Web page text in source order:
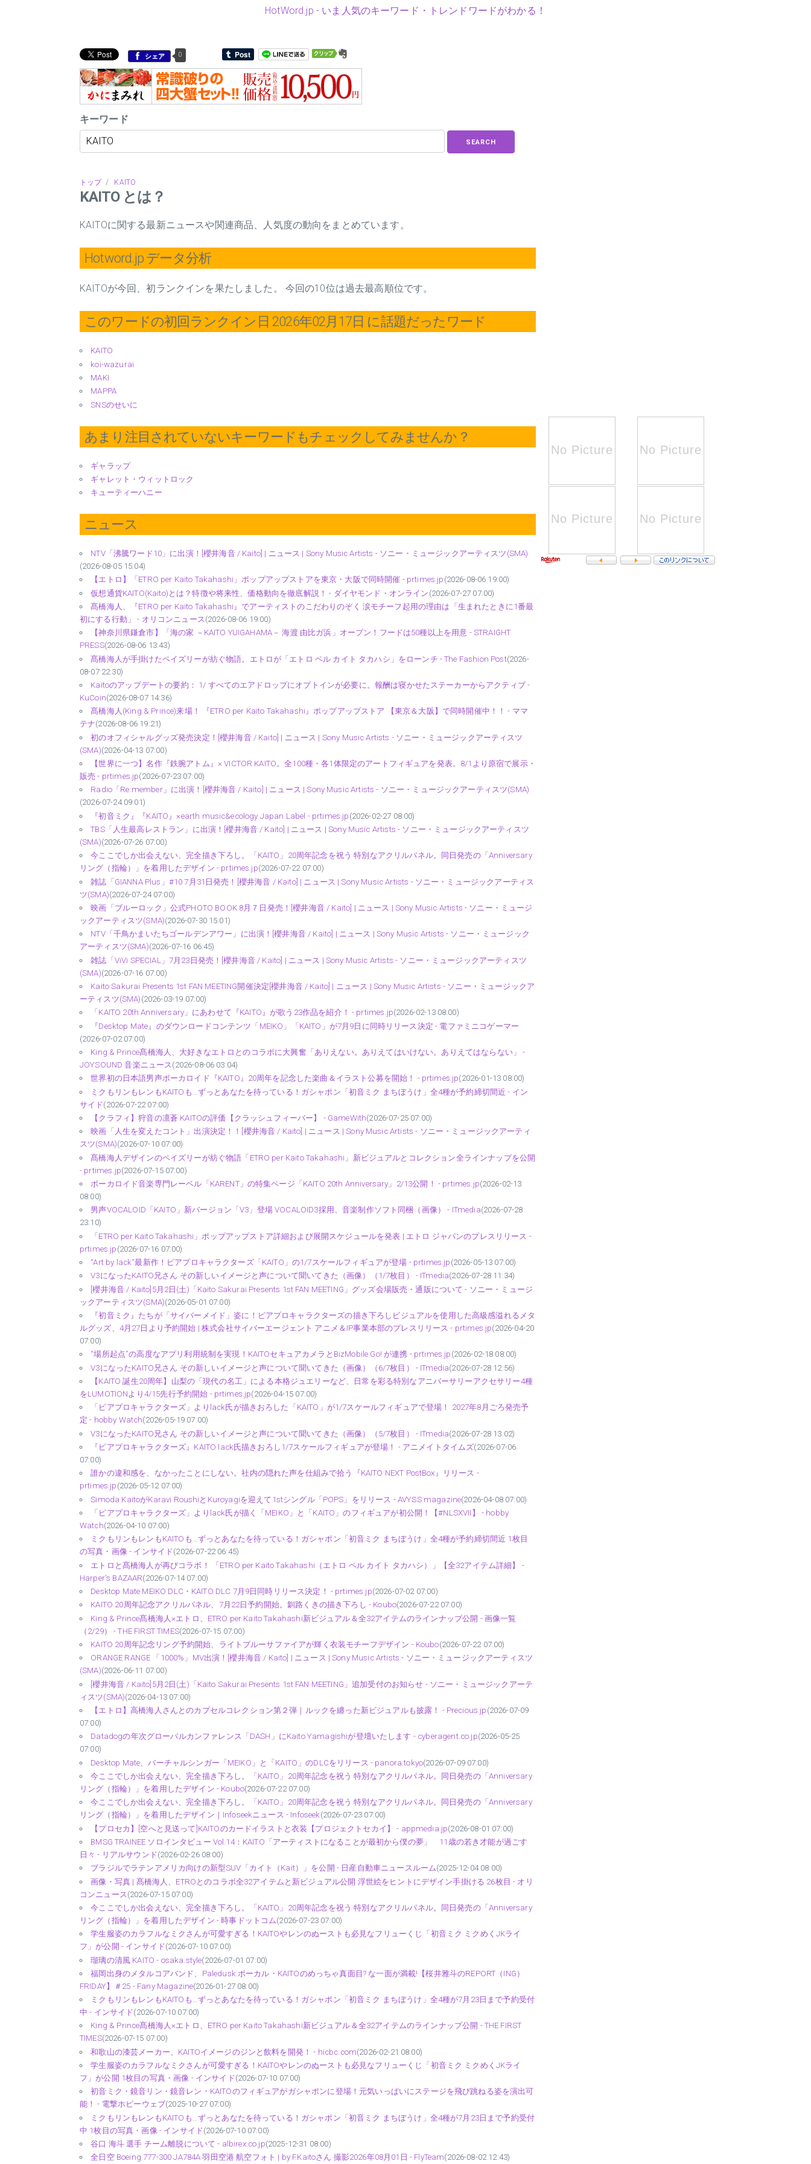
HotWord.jp - いま人気のキーワード・トレンドワードがわかる！
シェア 0
キーワード
SEARCH
トップ/ KAITO
KAITO とは？
KAITOに関する最新ニュースや関連商品、人気度の動向をまとめています。
Hotword.jp データ分析
KAITOが今回、初ランクインを果たしました。 今回の10位は過去最高順位です。
このワードの初回ランクイン日 2026年02月17日 に話題だったワード
KAITO
koi-wazurai
MAKI
MAPPA
SNSのせいに
あまり注目されていないキーワードもチェックしてみませんか？
ギャラップ
ギャレット・ウィットロック
キューティーハニー
ニュース
NTV「沸騰ワード10」に出演！[櫻井海音 / Kaito] | ニュース | Sony Music Artists - ソニー・ミュージックアーティスツ(SMA)
(2026-08-05 15:04)
【エトロ】「ETRO per Kaito Takahashi」ポップアップストアを東京・大阪で同時開催 - prtimes.jp (2026-08-06 19:00)
仮想通貨KAITO(Kaito)とは？特徴や将来性、価格動向を徹底解説！ - ダイヤモンド・オンライン (2026-07-27 07:00)
髙橋海人、『ETRO per Kaito Takahashi』でアーティストのこだわりのぞく 涙モチーフ起用の理由は「生まれたときに1番最
初にする行動」 - オリコンニュース(2026-08-06 19:00)
【神奈川県鎌倉市】「海の家 －KAITO YUIGAHAMA－ 海渡 由比ガ浜」オープン！フードは50種以上を用意 - STRAIGHT
PRESS(2026-08-06 13:43)
髙橋海人が手掛けたペイズリーが紡ぐ物語。エトロが「エトロ ペル カイト タカハシ」をローンチ - The Fashion Post(2026-
08-07 22:30)
Kaitoのアップデートの要約： 1/ すべてのエアドロップにオプトインが必要に。報酬は寝かせたステーカーからアクティブ -
KuCoin(2026-08-07 14:36)
髙橋海人(King & Prince)来場！ 『ETRO per Kaito Takahashi』ポップアップストア 【東京＆大阪】で同時開催中！！ - ママ
テナ(2026-08-06 19:21)
初のオフィシャルグッズ発売決定！[櫻井海音 / Kaito] | ニュース | Sony Music Artists - ソニー・ミュージックアーティスツ
(SMA)(2026-04-13 07:00)
【世界に一つ】名作『鉄腕アトム』× VICTOR KAITO。全100種・各1体限定のアートフィギュアを発表。8/1より原宿で展示・
販売 - prtimes.jp(2026-07-23 07:00)
Radio「Re:member」に出演！[櫻井海音 / Kaito] | ニュース | Sony Music Artists - ソニー・ミュージックアーティスツ(SMA)
(2026-07-24 09:01)
『初音ミク』『KAITO』×earth music&ecology Japan Label - prtimes.jp (2026-02-27 08:00)
TBS「人生最高レストラン」に出演！[櫻井海音 / Kaito] | ニュース | Sony Music Artists - ソニー・ミュージックアーティスツ
(SMA)(2026-07-26 07:00)
今ここでしか出会えない、完全描き下ろし。「KAITO」20周年記念を祝う 特別なアクリルパネル。同日発売の「Anniversary
リング（指輪）」を着用したデザイン - prtimes.jp(2026-07-22 07:00)
雑誌「GIANNA Plus」#10 7月31日発売！[櫻井海音 / Kaito] | ニュース | Sony Music Artists - ソニー・ミュージックアーティス
ツ(SMA)(2026-07-24 07:00)
映画「ブルーロック」公式PHOTO BOOK 8月７日発売！[櫻井海音 / Kaito] | ニュース | Sony Music Artists - ソニー・ミュージ
ックアーティスツ(SMA)(2026-07-30 15:01)
NTV「千鳥かまいたちゴールデンアワー」に出演！[櫻井海音 / Kaito] | ニュース | Sony Music Artists - ソニー・ミュージック
アーティスツ(SMA)(2026-07-16 06:45)
雑誌「ViVi SPECIAL」7月23日発売！[櫻井海音 / Kaito] | ニュース | Sony Music Artists - ソニー・ミュージックアーティスツ
(SMA)(2026-07-16 07:00)
Kaito Sakurai Presents 1st FAN MEETING開催決定[櫻井海音 / Kaito] | ニュース | Sony Music Artists - ソニー・ミュージックア
ーティスツ(SMA) (2026-03-19 07:00)
「KAITO 20th Anniversary」にあわせて『KAITO』が歌う23作品を紹介！ - prtimes.jp(2026-02-13 08:00)
『Desktop Mate』のダウンロードコンテンツ「MEIKO」「KAITO」が7月9日に同時リリース決定 - 電ファミニコゲーマー
(2026-07-02 07:00)
King & Prince髙橋海人、大好きなエトロとのコラボに大興奮「ありえない。ありえてはいけない。ありえてはならない」 -
JOYSOUND 音楽ニュース(2026-08-06 03:04)
世界初の日本語男声ボーカロイド『KAITO』20周年を記念した楽曲＆イラスト公募を開始！ - prtimes.jp(2026-01-13 08:00)
ミクもリンもレンもKAITOも…ずっとあなたを待っている！ガシャポン「初音ミク まちぼうけ」全4種が予約締切間近 - イン
サイド(2026-07-22 07:00)
【クラフィ】狩音の凛蒼 KAITOの評価【クラッシュフィーバー】 - GameWith(2026-07-25 07:00)
映画「人生を変えたコント」出演決定！！[櫻井海音 / Kaito] | ニュース | Sony Music Artists - ソニー・ミュージックアーティ
スツ(SMA)(2026-07-10 07:00)
髙橋海人デザインのペイズリーが紡ぐ物語「ETRO per Kaito Takahashi」新ビジュアルとコレクション全ラインナップを公開
- prtimes.jp(2026-07-15 07:00)
ボーカロイド音楽専門レーベル「KARENT」の特集ページ「KAITO 20th Anniversary」2/13公開！ - prtimes.jp(2026-02-13
08:00)
男声VOCALOID「KAITO」新バージョン「V3」登場 VOCALOID3採用、音楽制作ソフト同梱（画像） - ITmedia(2026-07-28
23:10)
「ETRO per Kaito Takahashi」ポップアップストア詳細および展開スケジュールを発表 | エトロ ジャパンのプレスリリース -
prtimes.jp (2026-07-16 07:00)
“Art by lack”最新作！ピアプロキャラクターズ「KAITO」の1/7スケールフィギュアが登場 - prtimes.jp (2026-05-13 07:00)
V3になったKAITO兄さん その新しいイメージと声について聞いてきた（画像）（1/7枚目） - ITmedia(2026-07-28 11:34)
[櫻井海音 / Kaito]5月2日(土)「Kaito Sakurai Presents 1st FAN MEETING」グッズ会場販売・通販について - ソニー・ミュージ
ックアーティスツ(SMA)(2026-05-01 07:00)
『初音ミク』たちが「サイバーメイド」姿に！ピアプロキャラクターズの描き下ろしビジュアルを使用した高級感溢れるメタ
ルグッズ、4月27日より予約開始 | 株式会社サイバーエージェント アニメ＆IP事業本部のプレスリリース - prtimes.jp(2026-04-20
07:00)
“場所起点”の高度なアプリ利用統制を実現！KAITOセキュアカメラとBizMobile Go! が連携 - prtimes.jp (2026-02-18 08:00)
V3になったKAITO兄さん その新しいイメージと声について聞いてきた（画像）（6/7枚目） - ITmedia(2026-07-28 12:56)
【KAITO 誕生20周年】山梨の「現代の名工」による本格ジュエリーなど、日常を彩る特別なアニバーサリーアクセサリー4種
をLUMOTIONより4/15先行予約開始 - prtimes.jp(2026-04-15 07:00)
「ピアプロキャラクターズ」よりlack氏が描きおろした「KAITO」が1/7スケールフィギュアで登場！ 2027年8月ごろ発売予
定 - hobby Watch(2026-05-19 07:00)
V3になったKAITO兄さん その新しいイメージと声について聞いてきた（画像）（5/7枚目） - ITmedia(2026-07-28 13:02)
『ピアプロキャラクターズ』KAITO lack氏描きおろし1/7スケールフィギュアが登場！ - アニメイトタイムズ(2026-07-06
07:00)
誰かの違和感を、なかったことにしない。社内の隠れた声を仕組みで拾う『KAITO NEXT PostBox』リリース -
prtimes.jp (2026-05-12 07:00)
Simoda KaitoがKaravi RoushiとKuroyagiを迎えて1stシングル「POPS」をリリース - AVYSS magazine(2026-04-08 07:00)
「ピアプロキャラクターズ」よりlack氏が描く「MEIKO」と「KAITO」のフィギュアが初公開！【#NLSXVII】 - hobby
Watch(2026-04-10 07:00)
ミクもリンもレンもKAITOも…ずっとあなたを待っている！ガシャポン「初音ミク まちぼうけ」全4種が予約締切間近 1枚目
の写真・画像 - インサイド(2026-07-22 06:45)
エトロと髙橋海人が再びコラボ！ 「ETRO per Kaito Takahashi（エトロ ペル カイト タカハシ）」【全32アイテム詳細】 -
Harper's BAZAAR(2026-07-14 07:00)
Desktop Mate MEIKO DLC・KAITO DLC 7月9日同時リリース決定！ - prtimes.jp(2026-07-02 07:00)
KAITO 20周年記念アクリルパネル、7月22日予約開始。釧路くきの描き下ろし - Koubo(2026-07-22 07:00)
King & Prince髙橋海人×エトロ、ETRO per Kaito Takahashi新ビジュアル＆全32アイテムのラインナップ公開 - 画像一覧
（2/29） - THE FIRST TIMES(2026-07-15 07:00)
KAITO 20周年記念リング予約開始、ライトブルーサファイアが輝く衣装モチーフデザイン - Koubo(2026-07-22 07:00)
ORANGE RANGE 「1000%」MV出演！[櫻井海音 / Kaito] | ニュース | Sony Music Artists - ソニー・ミュージックアーティスツ
(SMA)(2026-06-11 07:00)
[櫻井海音 / Kaito]5月2日(土)「Kaito Sakurai Presents 1st FAN MEETING」追加受付のお知らせ - ソニー・ミュージックアーテ
ィスツ(SMA)(2026-04-13 07:00)
【エトロ】高橋海人さんとのカプセルコレクション第２弾｜ルックを纏った新ビジュアルも披露！ - Precious.jp (2026-07-09
07:00)
Datadogの年次グローバルカンファレンス「DASH」にKaito Yamagishiが登壇いたします - cyberagent.co.jp(2026-05-25
07:00)
Desktop Mate、バーチャルシンガー「MEIKO」と「KAITO」のDLCをリリース - panora.tokyo(2026-07-09 07:00)
今ここでしか出会えない、完全描き下ろし。「KAITO」20周年記念を祝う 特別なアクリルパネル。同日発売の「Anniversary
リング（指輪）」を着用したデザイン - Koubo(2026-07-22 07:00)
今ここでしか出会えない、完全描き下ろし。「KAITO」20周年記念を祝う 特別なアクリルパネル。同日発売の「Anniversary
リング（指輪）」を着用したデザイン｜Infoseekニュース - Infoseek(2026-07-23 07:00)
【プロセカ】[空へと見送って]KAITOのカードイラストと衣装【プロジェクトセカイ】 - appmedia.jp(2026-08-01 07:00)
BMSG TRAINEE ソロインタビュー Vol.14：KAITO「アーティストになることが最初から僕の夢」 11歳の若き才能が過ごす
日々 - リアルサウンド(2026-02-26 08:00)
ブラジルでラテンアメリカ向けの新型SUV「カイト（Kait）」を公開 - 日産自動車ニュースルーム(2025-12-04 08:00)
画像・写真 | 髙橋海人、ETROとのコラボ全32アイテムと新ビジュアル公開 浮世絵をヒントにデザイン手掛ける 26枚目 - オリ
コンニュース (2026-07-15 07:00)
今ここでしか出会えない、完全描き下ろし。「KAITO」20周年記念を祝う 特別なアクリルパネル。同日発売の「Anniversary
リング（指輪）」を着用したデザイン - 時事ドットコム(2026-07-23 07:00)
学生服姿のカラフルなミクさんが可愛すぎる！KAITOやレンのぬーストも必見なフリューくじ「初音ミク ミクめくJKライ
フ」が公開 - インサイド(2026-07-10 07:00)
瑠璃の清風 KAITO - osaka.style(2026-07-01 07:00)
福岡出身のメタルコアバンド、Paledusk ボーカル・KAITOのめっちゃ真面目? な一面が満載!【桜井雅斗のREPORT（ING）
FRIDAY】＃25 - Fany Magazine(2026-01-27 08:00)
ミクもリンもレンもKAITOも…ずっとあなたを待っている！ガシャポン「初音ミク まちぼうけ」全4種が7月23日まで予約受付
中 - インサイド(2026-07-10 07:00)
King & Prince髙橋海人×エトロ、ETRO per Kaito Takahashi新ビジュアル＆全32アイテムのラインナップ公開 - THE FIRST
TIMES(2026-07-15 07:00)
和歌山の漆芸メーカー、KAITOイメージのジンと飲料を開発！ - hicbc.com(2026-02-21 08:00)
学生服姿のカラフルなミクさんが可愛すぎる！KAITOやレンのぬーストも必見なフリューくじ「初音ミク ミクめくJKライ
フ」が公開 1枚目の写真・画像 - インサイド(2026-07-10 07:00)
初音ミク・鏡音リン・鏡音レン・KAITOのフィギュアがガシャポンに登場！元気いっぱいにステージを飛び跳ねる姿を演出可
能！ - 電撃ホビーウェブ(2025-10-27 07:00)
ミクもリンもレンもKAITOも…ずっとあなたを待っている！ガシャポン「初音ミク まちぼうけ」全4種が7月23日まで予約受付
中 1枚目の写真・画像 - インサイド(2026-07-10 07:00)
谷口 海斗 選手 チーム離脱について - albirex.co.jp(2025-12-31 08:00)
全日空 Boeing 777-300 JA784A 羽田空港 航空フォト | by F.Kaitoさん 撮影2026年08月01日 - FlyTeam(2026-08-02 12:43)